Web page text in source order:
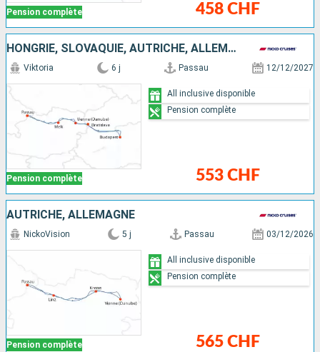
Pension complète 458 CHF
HONGRIE, SLOVAQUIE, AUTRICHE, ALLEMAGNE
Pension complète
Viktoria 6 j Passau 12/12/2027
553 CHF
All inclusive disponible
Pension complète
AUTRICHE, ALLEMAGNE
Pension complète
NickoVision 5 j Passau 03/12/2026
565 CHF
All inclusive disponible
Pension complète